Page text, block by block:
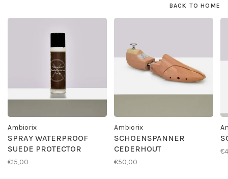
BACK TO HOME
Ambiorix
SPRAY WATERPROOF
SUEDE PROTECTOR
€15,00
Ambiorix
SCHOENSPANNER
CEDERHOUT
€50,00